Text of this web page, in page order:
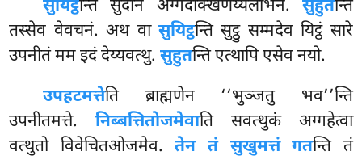
सुयिट्ठन्ति सुदानं अग्गदक्खिणेय्यलाभेन. सुहुतन्ति
तस्सेव वेवचनं. अथ वा सुयिट्ठन्ति सुट्ठु सम्मदेव यिट्ठं सारे
उपनीतं मम इदं देय्यवत्थु.सुहुतन्ति एत्थापि एसेव नयो.
उपहटमत्तेति ब्राह्मणेन ‘‘भुञ्जतु भव’’न्ति
उपनीतमत्ते.निब्बत्तितोजमेवाति सवत्थुकं अग्गहेत्वा
वत्थुतो विवेचितओजमेव.तेन तं सुखुमत्तं गतन्ति तं